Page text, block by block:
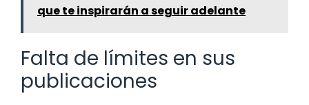
que te inspirarán a seguir adelante
Falta de límites en sus
publicaciones